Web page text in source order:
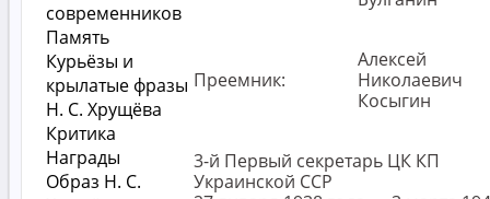
Преемник:
Алексей
Николаевич
Косыгин
3-й Первый секретарь ЦК КП
Украинской ССР
современников
Память
Курьёзы и
крылатые фразы
Н. С. Хрущёва
Критика
Награды
Образ Н. С.